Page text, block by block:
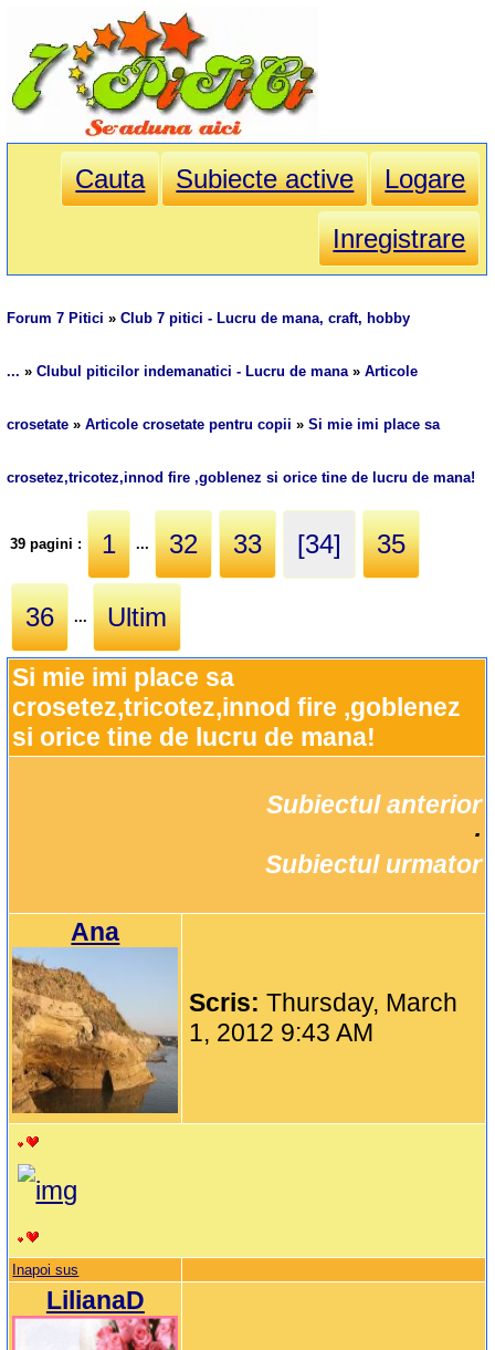
Cauta Subiecte active
Logare
Inregistrare
Forum 7 Pitici »Club 7 pitici - Lucru de mana, craft, hobby
... »Clubul piticilor indemanatici - Lucru de mana»Articole
crosetate »Articole crosetate pentru copii »Si mie imi place sa
crosetez,tricotez,innod fire ,goblenez si orice tine de lucru de mana!
39 pagini : 1 ... 32 33 [34] 35
36 ... Ultim
Si mie imi place sa
crosetez,tricotez,innod fire ,goblenez
si orice tine de lucru de mana!
Subiectul anterior
Subiectul urmator
Ana
Scris:Thursday, March
1, 2012 9:43 AM
Inapoi sus
LilianaD